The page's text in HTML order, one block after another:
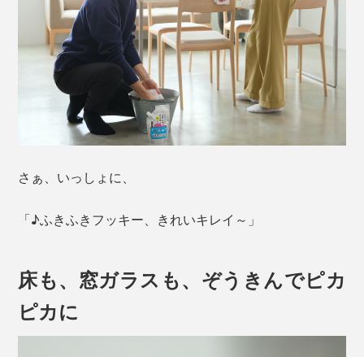
さぁ、いっしょに、
「♪ふきふきフッキー、きれいキレイ～」
床も、窓ガラスも、ぞうきんでピカ
ピカに